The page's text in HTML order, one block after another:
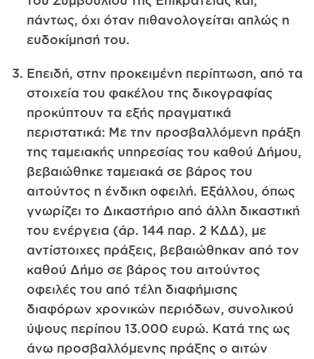
πάντως, όχι όταν πιθανολογείται απλώς η
ευδοκίμησή του.
Επειδή, στην προκειμένη περίπτωση, από τα
στοιχεία του φακέλου της δικογραφίας
προκύπτουν τα εξής πραγματικά
περιστατικά: Με την προσβαλλόμενη πράξη
της ταμειακής υπηρεσίας του καθού Δήμου,
βεβαιώθηκε ταμειακά σε βάρος του
αιτούντος η ένδικη οφειλή. Εξάλλου, όπως
γνωρίζει το Δικαστήριο από άλλη δικαστική
του ενέργεια (άρ. 144 παρ. 2 ΚΔΔ), με
αντίστοιχες πράξεις, βεβαιώθηκαν από τον
καθού Δήμο σε βάρος του αιτούντος
οφειλές του από τέλη διαφήμισης
διαφόρων χρονικών περιόδων, συνολικού
ύψους περίπου 13.000 ευρώ. Κατά της ως
άνω προσβαλλόμενης πράξης ο αιτών